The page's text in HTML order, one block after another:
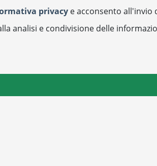
privacy e acconsento all'invio
analisi e condivisione delle